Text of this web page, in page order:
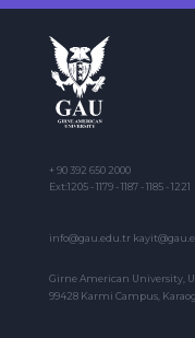
+ 90 392 650 2000
Ext:1205 - 1179 - 1187 - 1185 - 1221
info@gau.edu.tr
Girne American University,
99428 Karmi Campus,